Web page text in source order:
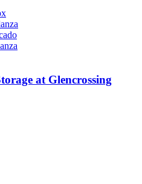
at Glencrossing